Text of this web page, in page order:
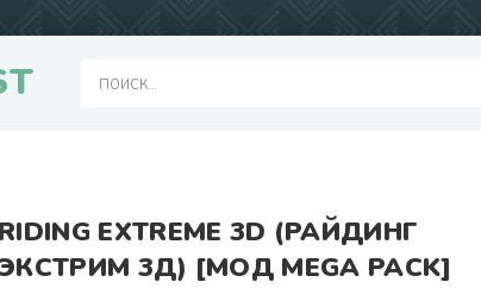
RIDING EXTREME 3D (РАЙДИНГ
3Д) [МОД MEGA PACK]